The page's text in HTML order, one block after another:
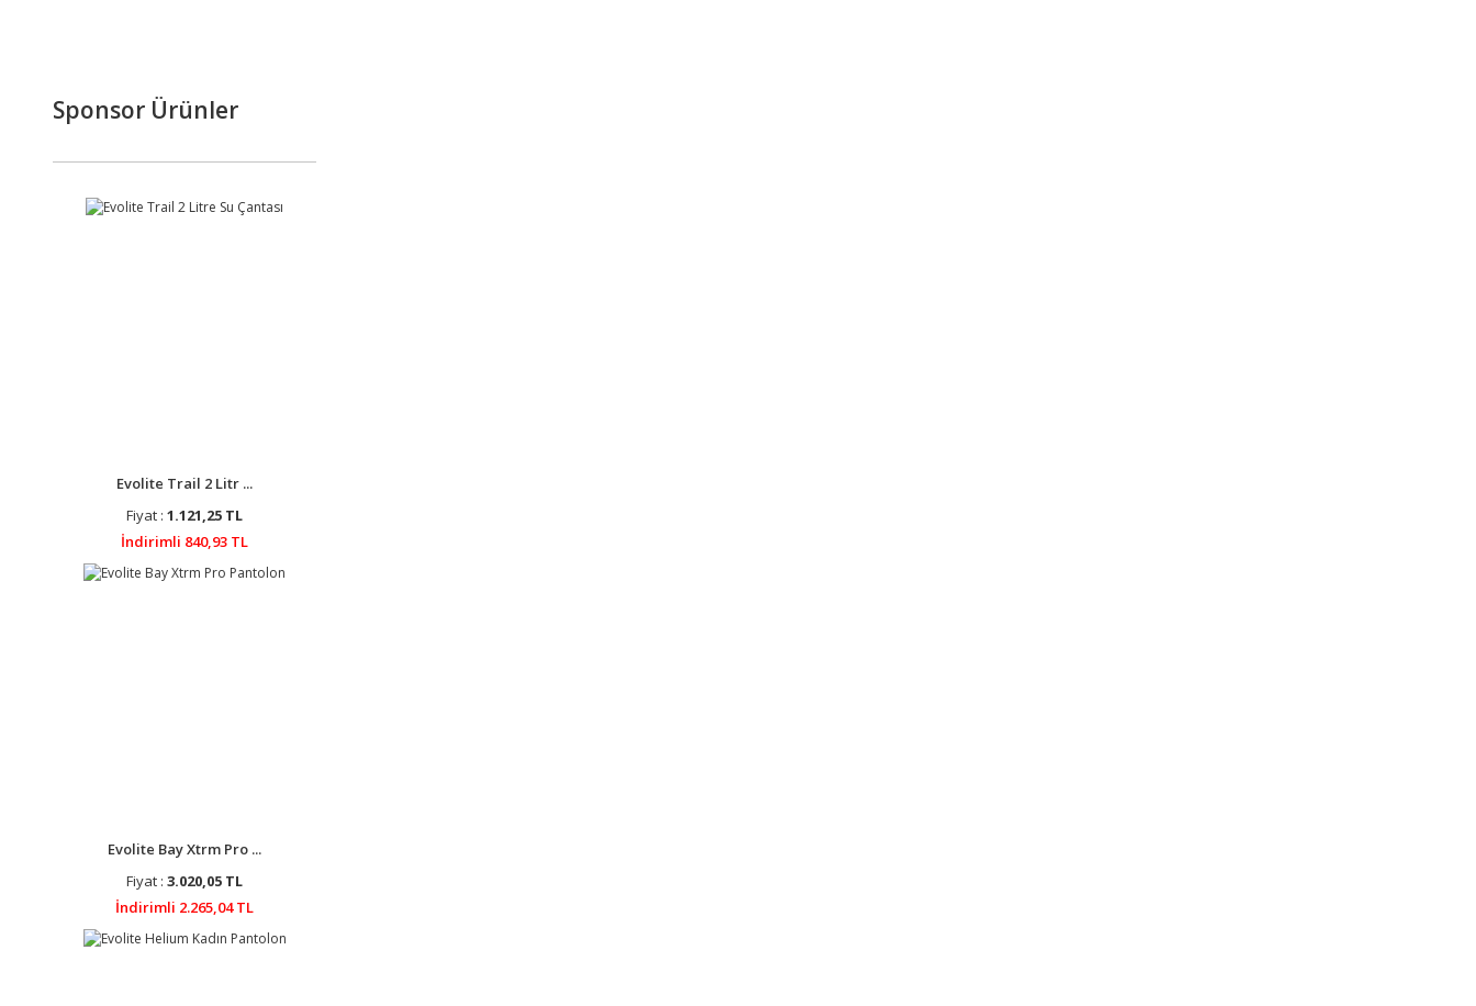
Sponsor Ürünler
Evolite Trail 2 Litr ...
Fiyat : 1.121,25 TL
İndirimli 840,93 TL
Evolite Bay Xtrm Pro ...
Fiyat : 3.020,05 TL
İndirimli 2.265,04 TL